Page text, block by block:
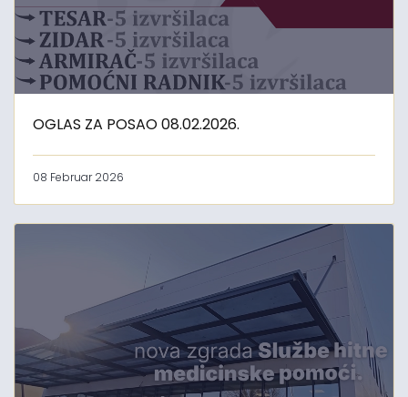
OGLAS ZA POSAO 08.02.2026.
08 Februar 2026